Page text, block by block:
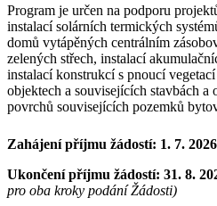
Program je určen na podporu
instalací solárních termických
domů vytápěných centrálním
zelených střech, instalací
instalací konstrukcí s pnoucí
objektech a souvisejících stavbách a
povrchů souvisejících pozemků
Zahájení příjmu žádostí: 1. 7.
Ukončení příjmu žádostí: 31. 8.
pro oba kroky podání Žádosti)